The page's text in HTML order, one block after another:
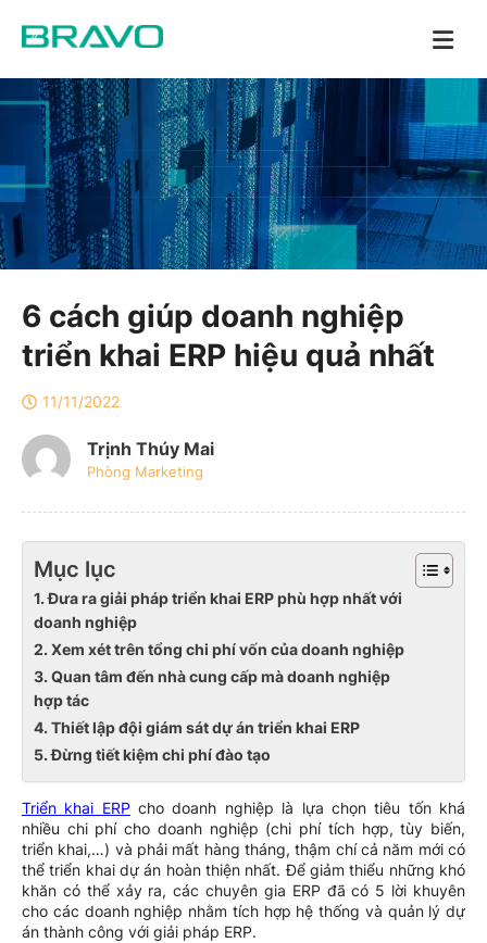
6 cách giúp doanh nghiệp
triển khai ERP hiệu quả nhất
11/11/2022
Trịnh Thúy Mai
Phòng Marketing
Mục lục
1. Đưa ra giải pháp triển khai ERP phù hợp nhất với
doanh nghiệp
2. Xem xét trên tổng chi phí vốn của doanh nghiệp
3. Quan tâm đến nhà cung cấp mà doanh nghiệp
hợp tác
4. Thiết lập đội giám sát dự án triển khai ERP
5. Đừng tiết kiệm chi phí đào tạo
Triển khai ERP cho doanh nghiệp là lựa chọn tiêu tốn khá
nhiều chi phí cho doanh nghiệp (chi phí tích hợp, tùy biến,
triển khai,…) và phải mất hàng tháng, thậm chí cả năm mới có
thể triển khai dự án hoàn thiện nhất. Để giảm thiểu những khó
khăn có thể xảy ra, các chuyên gia ERP đã có 5 lời khuyên
cho các doanh nghiệp nhằm tích hợp hệ thống và quản lý dự
án thành công với giải pháp ERP.